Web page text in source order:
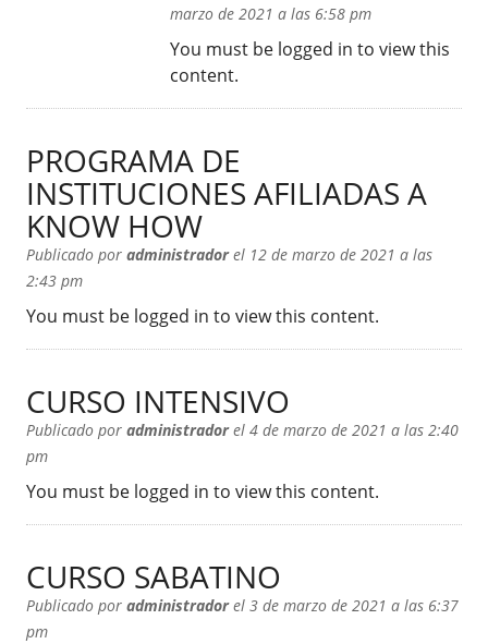
marzo de 2021 a las 6:58 pm
You must be logged in to view this
content.
PROGRAMA DE
INSTITUCIONES AFILIADAS A
KNOW HOW
Publicado por administradorel 12 de marzo de 2021 a las
2:43 pm
You must be logged in to view this content.
CURSO INTENSIVO
Publicado por administradorel 4 de marzo de 2021 a las 2:40
pm
You must be logged in to view this content.
CURSO SABATINO
Publicado por administradorel 3 de marzo de 2021 a las 6:37
pm